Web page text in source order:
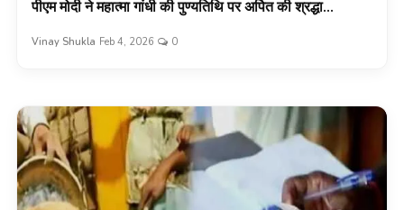
पीएम मोदी ने महात्मा गांधी की पुण्यतिथि पर अर्पित की श्रद्धा...
Vinay Shukla Feb 4, 2026 0